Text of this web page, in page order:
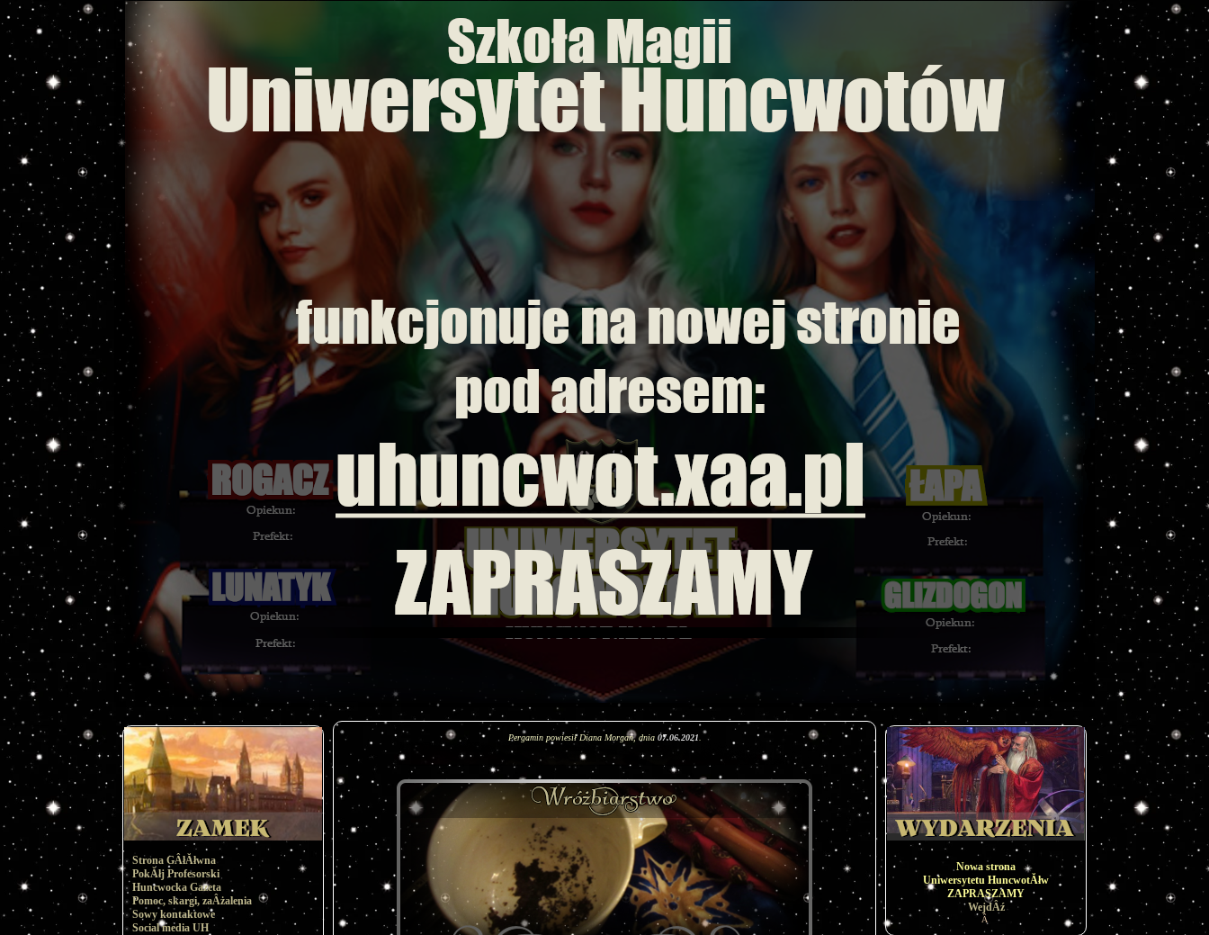
Strona GÂłĂłwna
PokĂłj Profesorski
Huncwocka Gazeta
Pomoc, skargi, zaÂżalenia
Sowy kontaktowe
Social media UH
Pergamin powiesił Diana Morgan, dnia 07.06.2021
Nowa strona
Uniwersytetu HuncwotĂłw
ZAPRASZAMY
WejdÂź
Â